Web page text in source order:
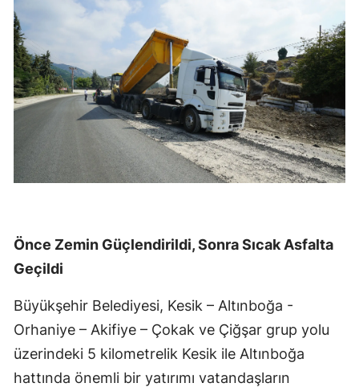
Önce Zemin Güçlendirildi, Sonra Sıcak Asfalta
Geçildi
Büyükşehir Belediyesi, Kesik – Altınboğa -
Orhaniye – Akifiye – Çokak ve Çiğşar grup yolu
üzerindeki 5 kilometrelik Kesik ile Altınboğa
hattında önemli bir yatırımı vatandaşların